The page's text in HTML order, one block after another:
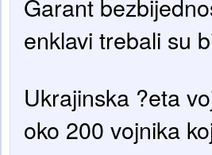
Garant
enklavi trebali su
Ukrajinska ?eta
oko 200 vojnika